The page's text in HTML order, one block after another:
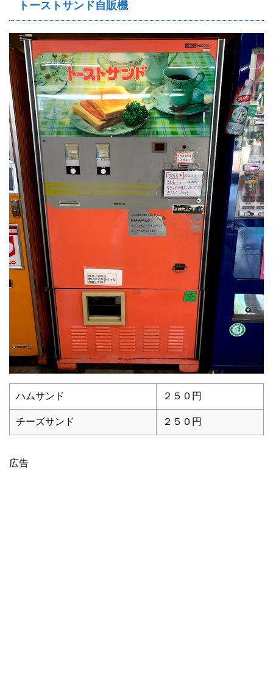
トーストサンド自販機
ハムサンド ２５０円
チーズサンド ２５０円
広告